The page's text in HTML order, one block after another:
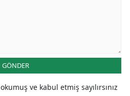
GÖNDER
okumuş ve kabul etmiş sayılırsınız